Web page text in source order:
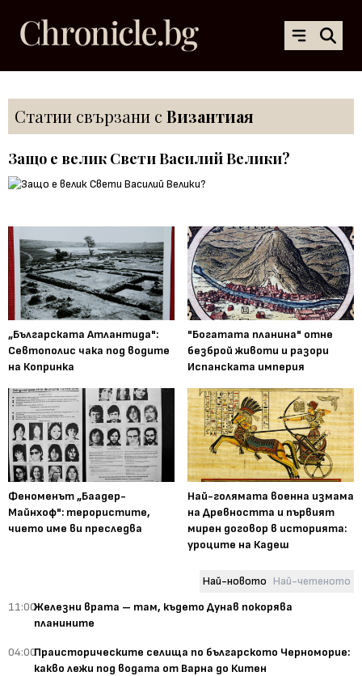
Статии свързани с Византиая
Защо е велик Свети Василий Велики?
„Българската Атлантида":
Севтополис чака под водите
на Копринка
"Богатата планина" отне
безброй животи и разори
Испанската империя
Феноменът „Баадер-
Майнхоф": терористите,
чието име ви преследва
Най-голямата военна измама
на Древността и първият
мирен договор в историята:
уроците на Кадеш
Най-новото Най-четеното
11:00Железни врата – там, където Дунав покорява
планините
04:00Праисторическите селища по българското Черноморие:
какво лежи под водата от Варна до Китен